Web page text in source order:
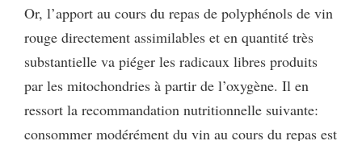
Or, l’apport au cours du repas de polyphénols de vin
rouge directement assimilables et en quantité très
substantielle va piéger les radicaux libres produits
par les mitochondries à partir de l’oxygène. Il en
ressort la recommandation nutritionnelle suivante:
consommer modérément du vin au cours du repas est